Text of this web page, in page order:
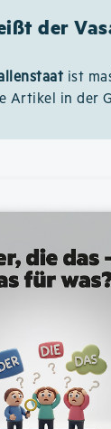
der
ist
Artikel in der